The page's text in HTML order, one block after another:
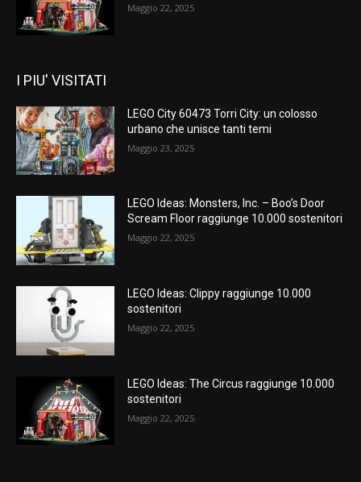
Maggio 22, 2025
I PIU' VISITATI
LEGO City 60473 Torri City: un colosso
urbano che unisce tanti temi
Maggio 23, 2025
LEGO Ideas: Monsters, Inc. – Boo’s Door
Scream Floor raggiunge 10.000 sostenitori
Maggio 22, 2025
LEGO Ideas: Clippy raggiunge 10.000
sostenitori
Maggio 22, 2025
LEGO Ideas: The Circus raggiunge 10.000
sostenitori
Maggio 22, 2025